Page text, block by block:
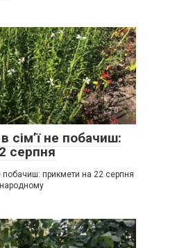
0
сім’ї не побачиш:
серпня
побачиш: прикмети на 22 серпня